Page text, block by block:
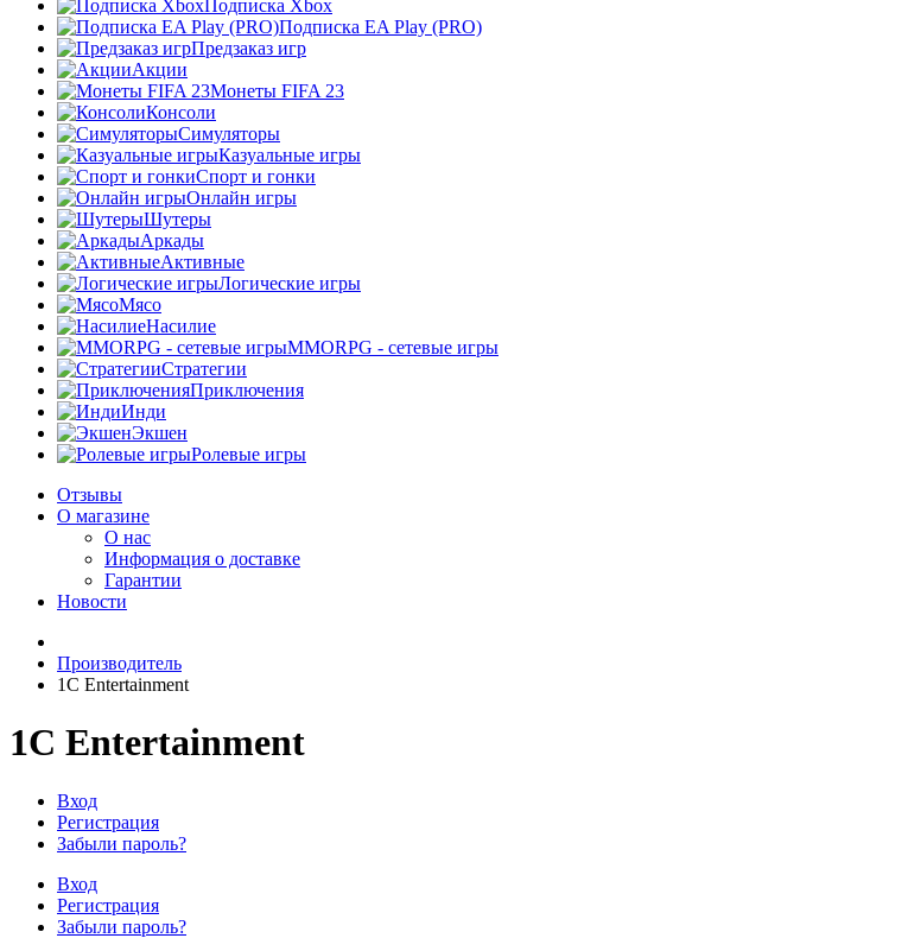
Подписка Xbox
Подписка EA Play (PRO)
Предзаказ игр
Акции
Монеты FIFA 23
Консоли
Симуляторы
Казуальные игры
Спорт и гонки
Онлайн игры
Шутеры
Аркады
Активные
Логические игры
Мясо
Насилие
MMORPG - сетевые игры
Стратегии
Приключения
Инди
Экшен
Ролевые игры
Отзывы
О магазине
О нас
Информация о доставке
Гарантии
Новости
Производитель
1C Entertainment
1C Entertainment
Вход
Регистрация
Забыли пароль?
Вход
Регистрация
Забыли пароль?